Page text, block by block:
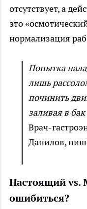
отсутствует, а
это
нормализация
Попытка
лишь
починить
заливая в
Врач-
Данилов,
Настоящий vs.
ошибиться?